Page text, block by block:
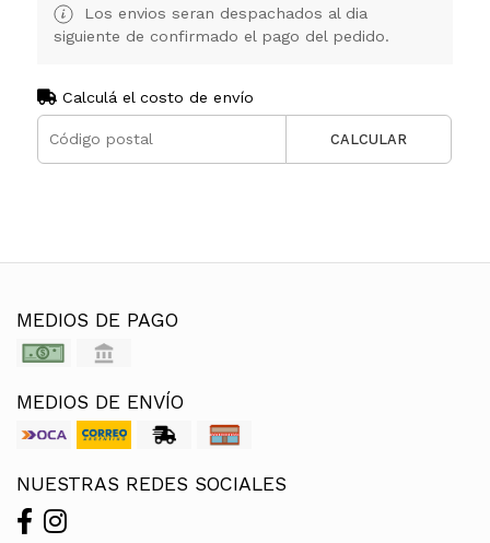
Los envios seran despachados al dia
siguiente de confirmado el pago del pedido.
Calculá el costo de envío
CALCULAR
MEDIOS DE PAGO
MEDIOS DE ENVÍO
NUESTRAS REDES SOCIALES